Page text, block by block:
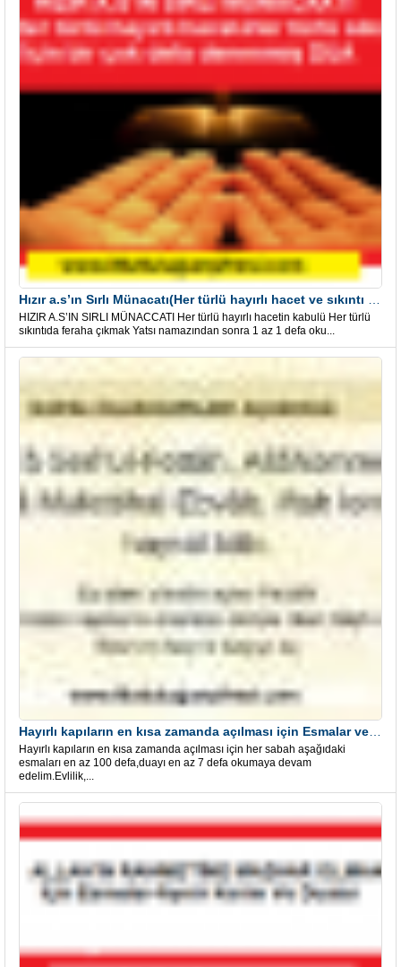
HIZIR A.S’IN SIRLI MÜNACCATI Her türlü hayırlı hacetin kabulü Her türlü
sıkıntıda feraha çıkmak Yatsı namazından sonra 1 az 1 defa oku...
Hayırlı kapıların en kısa zamanda açılması için her sabah aşağıdaki
esmaları en az 100 defa,duayı en az 7 defa okumaya devam
edelim.Evlilik,...